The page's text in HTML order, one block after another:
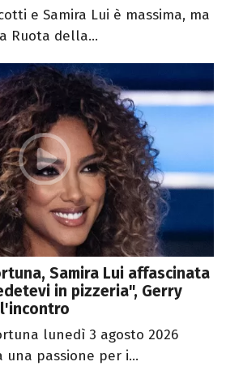
e Samira Lui è massima, ma
Ruota della...
Samira Lui affascinata
in pizzeria", Gerry
lunedì 3 agosto 2026
una passione per i...